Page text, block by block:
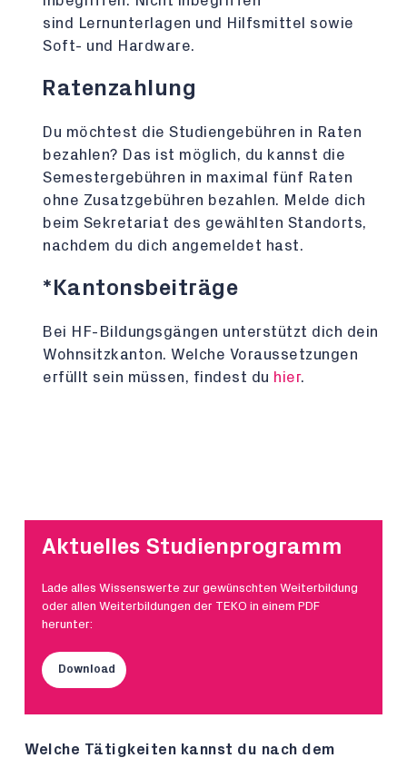
sind Lernunterlagen und Hilfsmittel sowie
Soft- und Hardware.
Ratenzahlung
Du möchtest die Studiengebühren in Raten
bezahlen? Das ist möglich, du kannst die
Semestergebühren in maximal fünf Raten
ohne Zusatzgebühren bezahlen. Melde dich
beim Sekretariat des gewählten Standorts,
nachdem du dich angemeldet hast.
*Kantonsbeiträge
Bei HF-Bildungsgängen unterstützt dich dein
Wohnsitzkanton. Welche Voraussetzungen
erfüllt sein müssen, findest du hier.
Aktuelles Studienprogramm
Lade alles Wissenswerte zur gewünschten Weiterbildung
oder allen Weiterbildungen der TEKO in einem PDF
herunter:
Download
Welche Tätigkeiten kannst du nach dem